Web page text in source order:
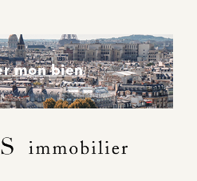
mon bien